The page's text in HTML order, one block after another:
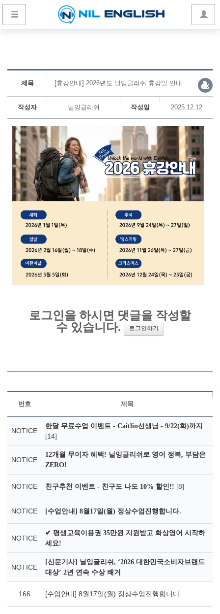
제목 [휴강안내] 2026년도 닐잉글리쉬 휴강일 안내
작성자 닐잉글리쉬 작성일 2025.12.12